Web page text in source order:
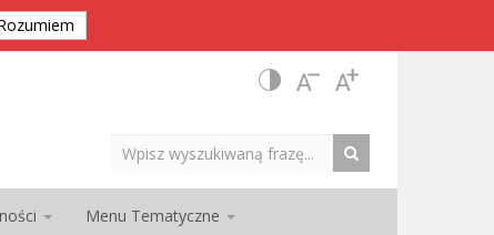
Menu Tematyczne